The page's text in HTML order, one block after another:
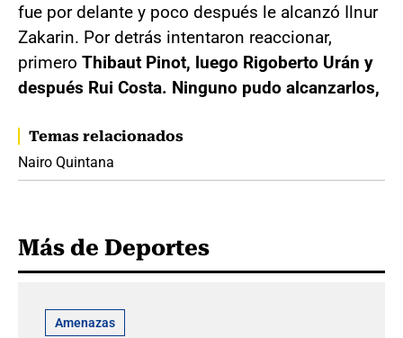
fue por delante y poco después le alcanzó Ilnur
Zakarin. Por detrás intentaron reaccionar,
primero Thibaut Pinot, luego Rigoberto Urán y
después Rui Costa. Ninguno pudo alcanzarlos,
Temas relacionados
Nairo Quintana
Más de Deportes
Amenazas